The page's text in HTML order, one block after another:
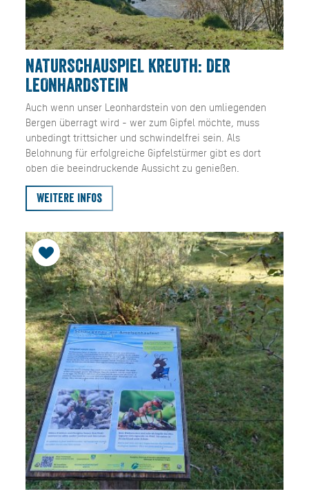
NATURSCHAUSPIEL KREUTH: DER
LEONHARDSTEIN
Auch wenn unser Leonhardstein von den umliegenden
Bergen überragt wird - wer zum Gipfel möchte, muss
unbedingt trittsicher und schwindelfrei sein. Als
Belohnung für erfolgreiche Gipfelstürmer gibt es dort
oben die beeindruckende Aussicht zu genießen.
Weitere Infos